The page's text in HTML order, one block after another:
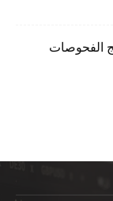
الفحوصات